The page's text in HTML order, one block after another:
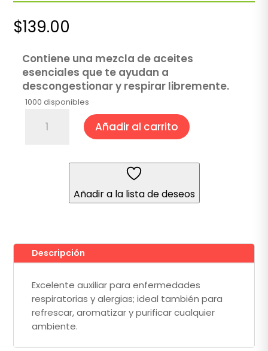
$139.00
Contiene una mezcla de aceites
esenciales que te ayudan a
descongestionar y respirar libremente.
1000 disponibles
Spray
Añadir al carrito
Añadir a la lista de deseos
Descripción
Excelente auxiliar para enfermedades
respiratorias y alergias; ideal también para
refrescar, aromatizar y purificar cualquier
ambiente.